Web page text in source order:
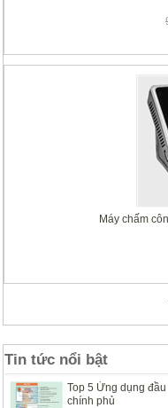
Tin tức nổi bật
Top 5 Ứng dụng
chính phủ
Máy chấm